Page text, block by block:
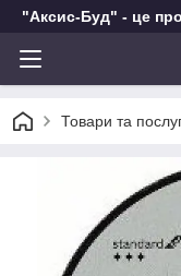
"Аксис-Буд" - це
Товари та